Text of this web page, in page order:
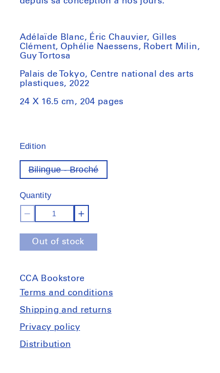
Adélaïde Blanc, Éric Chauvier, Gilles
Clément, Ophélie Naessens, Robert Milin,
Guy Tortosa
Palais de Tokyo, Centre national des arts
plastiques, 2022
24 X 16.5 cm, 204 pages
Edition
Bilingue - BrochéVariant
out
Quantity
Decrease
quantity
for
aux
habitant·es
Increase
quantity
for
aux
habitant·es
Out of stock
CCA Bookstore
Terms and conditions
Shipping and returns
Privacy policy
Distribution